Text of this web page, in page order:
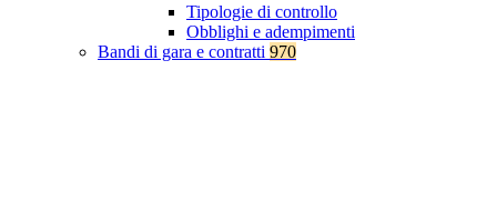
Tipologie di controllo
Obblighi e adempimenti
Bandi di gara e contratti 970